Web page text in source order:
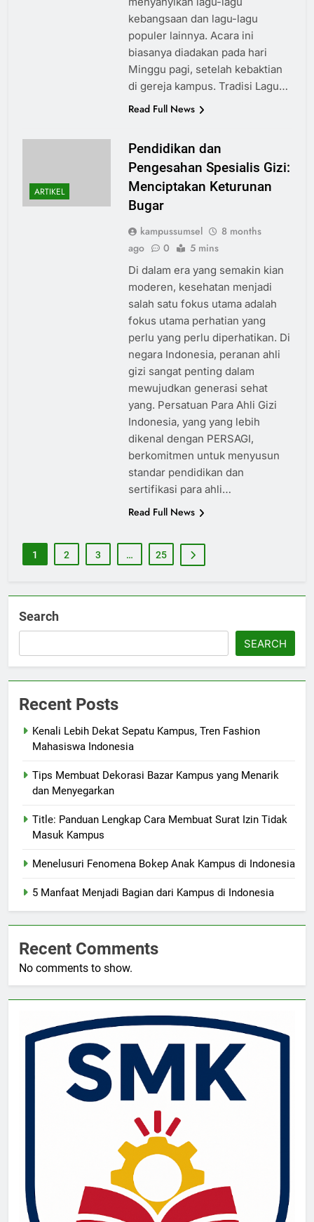
kebangsaan dan lagu-lagu
populer lainnya. Acara ini
biasanya diadakan pada hari
Minggu pagi, setelah kebaktian
di gereja kampus. Tradisi Lagu…
Read Full News
ARTIKEL
Pendidikan dan
Pengesahan Spesialis Gizi:
Menciptakan Keturunan
Bugar
kampussumsel
8 months
ago
0 5 mins
Di dalam era yang semakin kian
moderen, kesehatan menjadi
salah satu fokus utama adalah
fokus utama perhatian yang
perlu yang perlu diperhatikan. Di
negara Indonesia, peranan ahli
gizi sangat penting dalam
mewujudkan generasi sehat
yang. Persatuan Para Ahli Gizi
Indonesia, yang yang lebih
dikenal dengan PERSAGI,
berkomitmen untuk menyusun
standar pendidikan dan
sertifikasi para ahli…
Read Full News
1 2 3 … 25
Search
SEARCH
Recent Posts
Kenali Lebih Dekat Sepatu Kampus, Tren Fashion
Mahasiswa Indonesia
Tips Membuat Dekorasi Bazar Kampus yang Menarik
dan Menyegarkan
Title: Panduan Lengkap Cara Membuat Surat Izin Tidak
Masuk Kampus
Menelusuri Fenomena Bokep Anak Kampus di Indonesia
5 Manfaat Menjadi Bagian dari Kampus di Indonesia
Recent Comments
No comments to show.